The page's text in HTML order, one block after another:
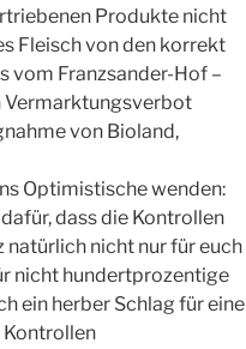
Produkte nicht
Fleisch von den korrekt
vom Franzsander-Hof –
Vermarktungsverbot
von Bioland,
Optimistische wenden:
dass die Kontrollen
nicht nur für euch
nicht hundertprozentige
ein herber Schlag für eine
Kontrollen